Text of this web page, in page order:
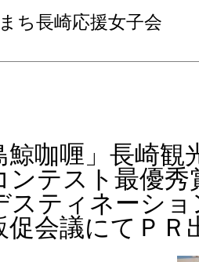
ち長崎応援女子会
鯨咖喱」長崎
ンテスト最優秀
スティネーシ
促会議にてＰＲ